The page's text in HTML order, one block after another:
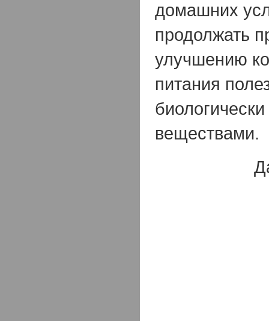
домашних
продолжать
улучшению
питания
веществами.